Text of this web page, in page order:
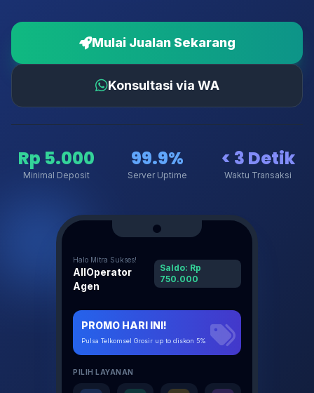
Mulai Jualan Sekarang
Konsultasi via WA
Rp 5.000
Minimal Deposit
99.9%
Server Uptime
< 3 Detik
Waktu Transaksi
Halo Mitra Sukses!
AllOperator
Agen
Saldo: Rp
750.000
PROMO HARI INI!
Pulsa Telkomsel Grosir up to diskon 5%
PILIH LAYANAN